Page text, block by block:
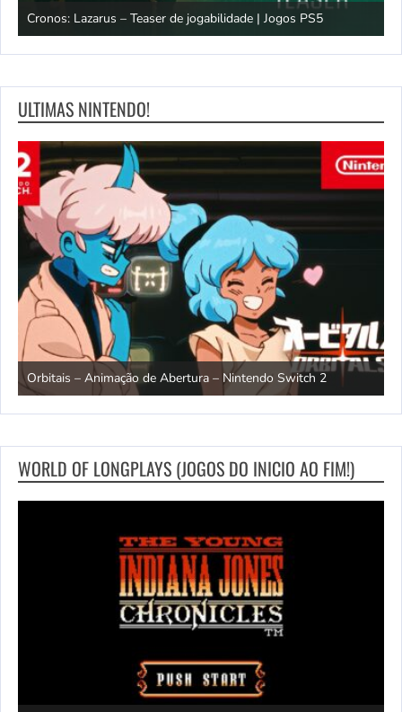
Cronos: Lazarus – Teaser de jogabilidade | Jogos PS5
ULTIMAS NINTENDO!
Orbitais – Animação de Abertura – Nintendo Switch 2
WORLD OF LONGPLAYS (JOGOS DO INICIO AO FIM!)